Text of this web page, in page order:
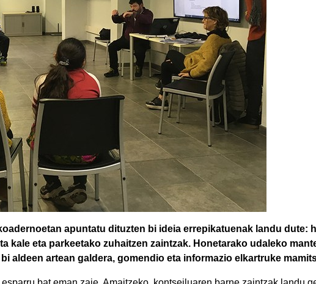
apuntatu dituzten bi ideia errepikatuenak landu dute:
kale eta parkeetako zuhaitzen zaintzak. Honetarako udaleko
aldeen artean galdera, gomendio eta informazio elkartruke